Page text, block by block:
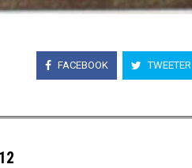
FACEBOOK TWEETER